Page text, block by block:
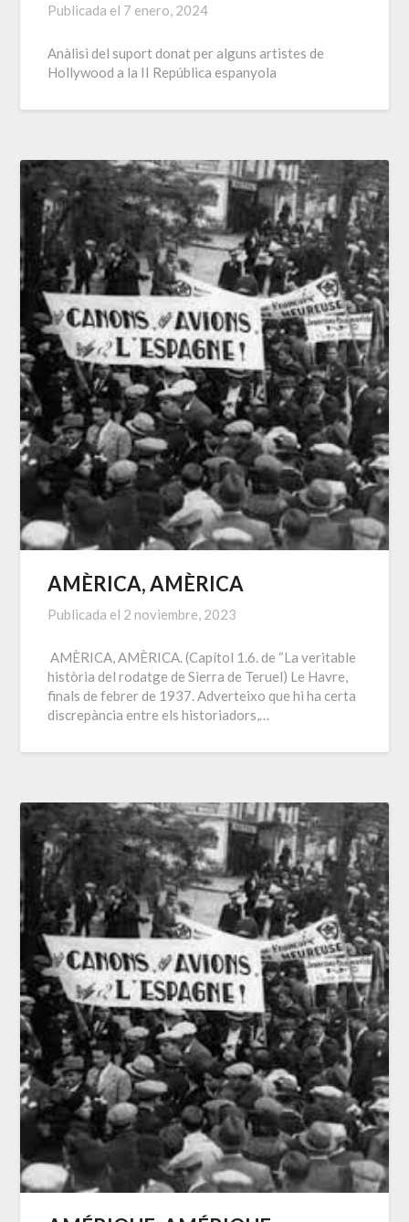
Publicada el 7 enero, 2024
Anàlisi del suport donat per alguns artistes de
Hollywood a la II República espanyola
AMÈRICA, AMÈRICA
Publicada el 2 noviembre, 2023
AMÈRICA, AMÈRICA. (Capítol 1.6. de “La veritable
història del rodatge de Sierra de Teruel) Le Havre,
finals de febrer de 1937. Adverteixo que hi ha certa
discrepància entre els historiadors,…